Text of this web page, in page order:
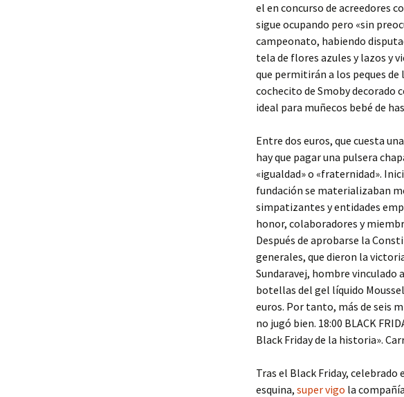
el en concurso de acreedores
sigue ocupando pero «sin
campeonato, habiendo
tela de flores azules y lazos y
que permitirán a los peques
cochecito de Smoby decorado
ideal para muñecos bebé de
Entre dos euros, que cuesta
hay que pagar una pulsera
«igualdad» o «fraternidad».
fundación se materializaban
simpatizantes y entidades
honor, colaboradores y
Después de aprobarse la
generales, que dieron la
Sundaravej, hombre vinculado
botellas del gel líquido
euros. Por tanto, más de seis
no jugó bien. 18:00 BLACK
Black Friday de la historia».
Tras el Black Friday, celebrado
esquina, super vigo la